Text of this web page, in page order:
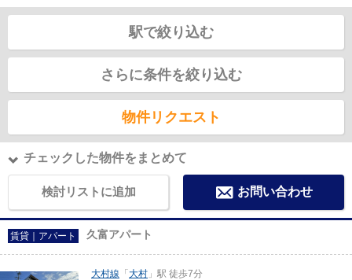
駅で絞り込む
さらに条件を絞り込む
物件リクエスト
チェックした物件をまとめて
検討リストに追加 お問い合わせ
賃貸｜アパート 久富アパート
大村線 「 大村 」駅 徒歩7分